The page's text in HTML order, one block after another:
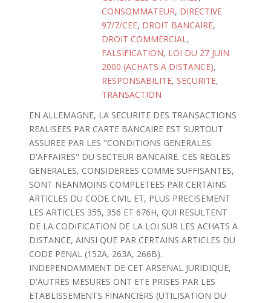
CONSOMMATEUR, DIRECTIVE
97/7/CEE, DROIT BANCAIRE,
DROIT COMMERCIAL,
FALSIFICATION, LOI DU 27 JUIN
2000 (ACHATS A DISTANCE),
RESPONSABILITE, SECURITE,
TRANSACTION
EN ALLEMAGNE, LA SECURITE DES TRANSACTIONS
REALISEES PAR CARTE BANCAIRE EST SURTOUT
ASSUREE PAR LES "CONDITIONS GENERALES
D'AFFAIRES" DU SECTEUR BANCAIRE. CES REGLES
GENERALES, CONSIDEREES COMME SUFFISANTES,
SONT NEANMOINS COMPLETEES PAR CERTAINS
ARTICLES DU CODE CIVIL ET, PLUS PRECISEMENT
LES ARTICLES 355, 356 ET 676H, QUI RESULTENT
DE LA CODIFICATION DE LA LOI SUR LES ACHATS A
DISTANCE, AINSI QUE PAR CERTAINS ARTICLES DU
CODE PENAL (152A, 263A, 266B).
INDEPENDAMMENT DE CET ARSENAL JURIDIQUE,
D'AUTRES MESURES ONT ETE PRISES PAR LES
ETABLISSEMENTS FINANCIERS (UTILISATION DU